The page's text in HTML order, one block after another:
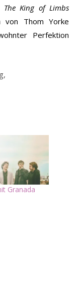
The King of Limbs
von Thom Yorke
Perfektion
Granada